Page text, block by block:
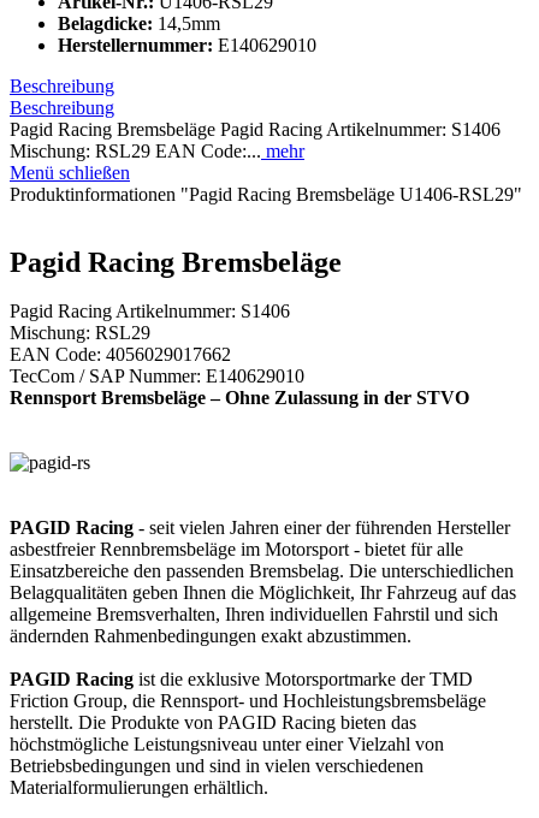
Belagdicke: 14,5mm
Herstellernummer: E140629010
Beschreibung
Beschreibung
Pagid Racing Bremsbeläge Pagid Racing Artikelnummer: S1406
Mischung: RSL29 EAN Code:... mehr
Menü schließen
Produktinformationen "Pagid Racing Bremsbeläge U1406-RSL29"
Pagid Racing Bremsbeläge
Pagid Racing Artikelnummer: S1406
Mischung: RSL29
EAN Code: 4056029017662
TecCom / SAP Nummer: E140629010
Rennsport Bremsbeläge – Ohne Zulassung in der STVO
PAGID Racing - seit vielen Jahren einer der führenden Hersteller
asbestfreier Rennbremsbeläge im Motorsport - bietet für alle
Einsatzbereiche den passenden Bremsbelag. Die unterschiedlichen
Belagqualitäten geben Ihnen die Möglichkeit, Ihr Fahrzeug auf das
allgemeine Bremsverhalten, Ihren individuellen Fahrstil und sich
ändernden Rahmenbedingungen exakt abzustimmen.
PAGID Racing ist die exklusive Motorsportmarke der TMD
Friction Group, die Rennsport- und Hochleistungsbremsbeläge
herstellt. Die Produkte von PAGID Racing bieten das
höchstmögliche Leistungsniveau unter einer Vielzahl von
Betriebsbedingungen und sind in vielen verschiedenen
Materialformulierungen erhältlich.